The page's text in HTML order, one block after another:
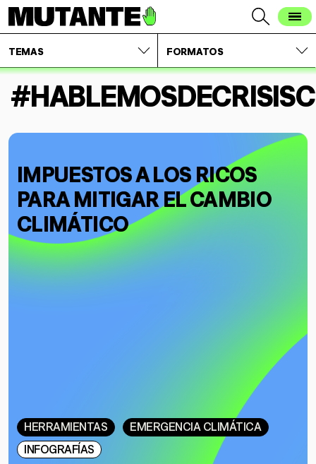
TEMAS FORMATOS
IMPUESTOS A LOS RICOS
PARA MITIGAR EL CAMBIO
CLIMÁTICO
HERRAMIENTAS
EMERGENCIA CLIMÁTICA
INFOGRAFÍAS